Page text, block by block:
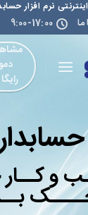
نرم افزار
ما 9:00-17:00
دمو
و کــار